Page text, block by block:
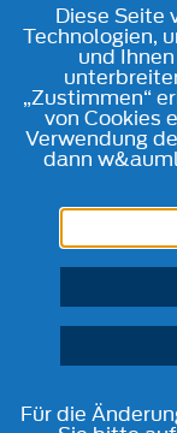
Diese Seite
Technologien,
und
„Zustimmen“
von Cookies
Verwendung
dann
Für die